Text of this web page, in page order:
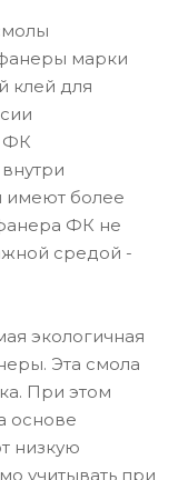
марки
клей для
ФК
более
ФК не
средой -
экологичная
Эта смола
При этом
основе
низкую
учитывать при